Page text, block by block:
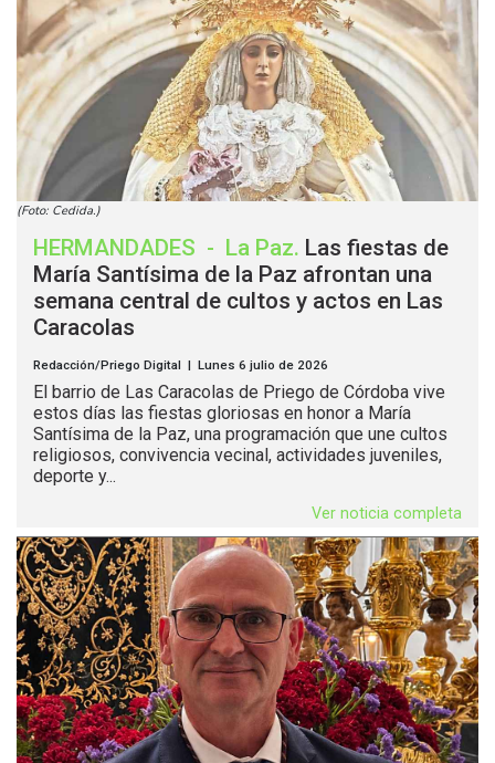
(Foto: Cedida.)
HERMANDADES - La Paz. Las fiestas de
María Santísima de la Paz afrontan una
semana central de cultos y actos en Las
Caracolas
Redacción/Priego Digital | Lunes 6 julio de 2026
El barrio de Las Caracolas de Priego de Córdoba vive
estos días las fiestas gloriosas en honor a María
Santísima de la Paz, una programación que une cultos
religiosos, convivencia vecinal, actividades juveniles,
deporte y...
Ver noticia completa